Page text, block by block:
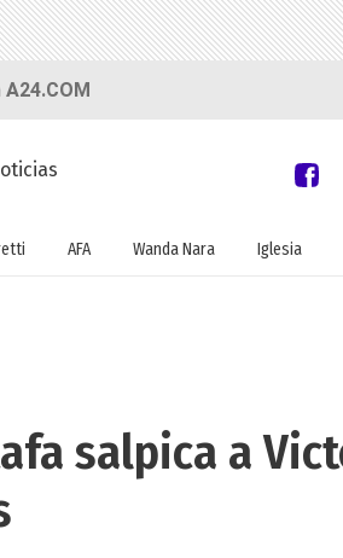
A24.COM
AFA Wanda Nara Iglesia
salpica a